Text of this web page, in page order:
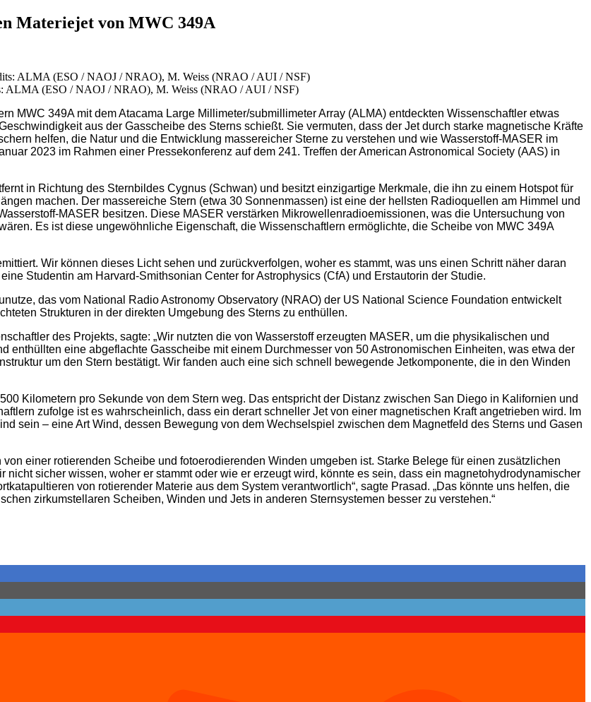
Materiejet von MWC 349A
ALMA (ESO / NAOJ / NRAO), M. Weiss (NRAO / AUI / NSF)
MWC 349A mit dem Atacama Large Millimeter/submillimeter Array (ALMA) entdeckten Wissenschaftler etwas
aus der Gasscheibe des Sterns schießt. Sie vermuten, dass der Jet durch starke magnetische Kräfte
helfen, die Natur und die Entwicklung massereicher Sterne zu verstehen und wie Wasserstoff-MASER im
2023 im Rahmen einer Pressekonferenz auf dem 241. Treffen der American Astronomical Society (AAS) in
in Richtung des Sternbildes Cygnus (Schwan) und besitzt einzigartige Merkmale, die ihn zu einem Hotspot für
machen. Der massereiche Stern (etwa 30 Sonnenmassen) ist eine der hellsten Radioquellen am Himmel und
MASER besitzen. Diese MASER verstärken Mikrowellenradioemissionen, was die Untersuchung von
Es ist diese ungewöhnliche Eigenschaft, die Wissenschaftlern ermöglichte, die Scheibe von MWC 349A
Wir können dieses Licht sehen und zurückverfolgen, woher es stammt, was uns einen Schritt näher daran
Studentin am Harvard-Smithsonian Center for Astrophysics (CfA) und Erstautorin der Studie.
das vom National Radio Astronomy Observatory (NRAO) der US National Science Foundation entwickelt
Strukturen in der direkten Umgebung des Sterns zu enthüllen.
des Projekts, sagte: „Wir nutzten die von Wasserstoff erzeugten MASER, um die physikalischen und
enthüllten eine abgeflachte Gasscheibe mit einem Durchmesser von 50 Astronomischen Einheiten, was etwa der
um den Stern bestätigt. Wir fanden auch eine sich schnell bewegende Jetkomponente, die in den Winden
Kilometern pro Sekunde von dem Stern weg. Das entspricht der Distanz zwischen San Diego in Kalifornien und
zufolge ist es wahrscheinlich, dass ein derart schneller Jet von einer magnetischen Kraft angetrieben wird. Im
sein – eine Art Wind, dessen Bewegung von dem Wechselspiel zwischen dem Magnetfeld des Sterns und Gasen
einer rotierenden Scheibe und fotoerodierenden Winden umgeben ist. Starke Belege für einen zusätzlichen
sicher wissen, woher er stammt oder wie er erzeugt wird, könnte es sein, dass ein magnetohydrodynamischer
von rotierender Materie aus dem System verantwortlich“, sagte Prasad. „Das könnte uns helfen, die
zirkumstellaren Scheiben, Winden und Jets in anderen Sternsystemen besser zu verstehen.“